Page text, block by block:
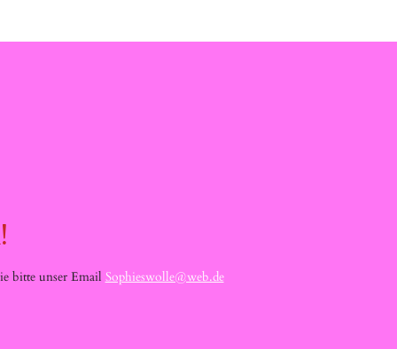
bitte unser Email Sophieswolle@web.de